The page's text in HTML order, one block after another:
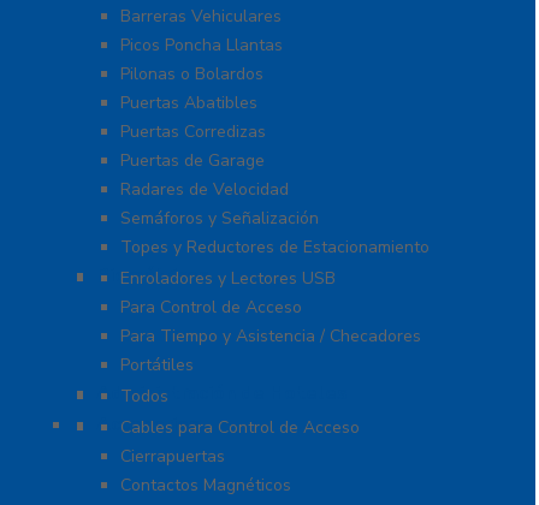
Barreras Vehiculares
Picos Poncha Llantas
Pilonas o Bolardos
Puertas Abatibles
Puertas Corredizas
Puertas de Garage
Radares de Velocidad
Semáforos y Señalización
Topes y Reductores de Estacionamiento
Biométricos
Enroladores y Lectores USB
Para Control de Acceso
Para Tiempo y Asistencia / Checadores
Portátiles
Administración de Hoteles
Todos
Accesorios
Cables para Control de Acceso
Cierrapuertas
Contactos Magnéticos